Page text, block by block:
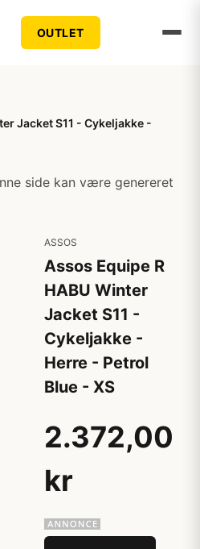
OUTLET
Jacket S11 - Cykeljakke -
side kan være genereret
ASSOS
Assos Equipe R
HABU Winter
Jacket S11 -
Cykeljakke -
Herre - Petrol
Blue - XS
2.372,00
kr